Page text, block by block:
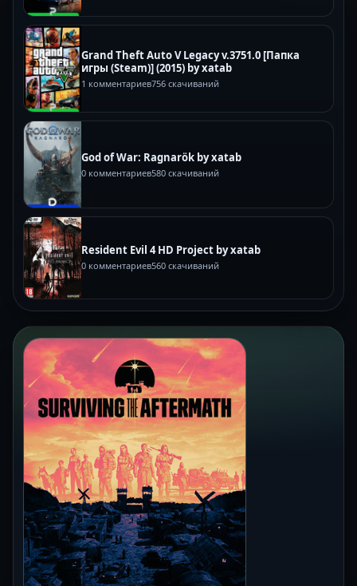
Grand Theft Auto V Legacy v.3751.0 [Папка
игры (Steam)] (2015) by xatab
1 комментариев756 скачиваний
God of War: Ragnarök by xatab
0 комментариев580 скачиваний
Resident Evil 4 HD Project by xatab
0 комментариев560 скачиваний